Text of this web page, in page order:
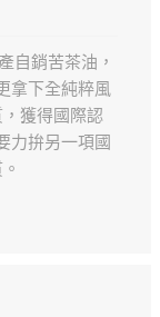
自銷苦茶油，
拿下全純粹風
獲得國際認
力拚另一項國